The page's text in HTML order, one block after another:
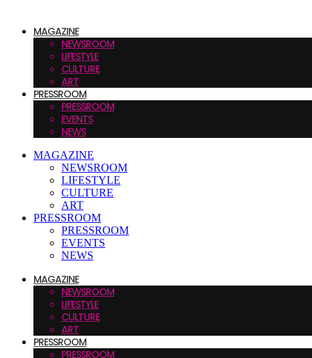
MAGAZINE
NEWSROOM
LIFESTYLE
CULTURE
ART
PRESSROOM
PRESSROOM
EVENTS
NEWS
MAGAZINE
NEWSROOM
LIFESTYLE
CULTURE
ART
PRESSROOM
PRESSROOM
EVENTS
NEWS
MAGAZINE
NEWSROOM
LIFESTYLE
CULTURE
ART
PRESSROOM
PRESSROOM